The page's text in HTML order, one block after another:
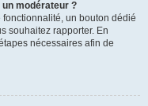
modérateur ?
un bouton dédié
souhaitez rapporter. En
nécessaires afin de